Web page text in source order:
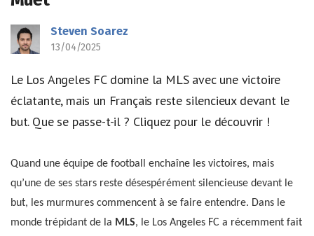
Steven Soarez
13/04/2025
Le Los Angeles FC domine la MLS avec une victoire
éclatante, mais un Français reste silencieux devant le
but. Que se passe-t-il ? Cliquez pour le découvrir !
Quand une équipe de football enchaîne les victoires, mais
qu’une de ses stars reste désespérément silencieuse devant le
but, les murmures commencent à se faire entendre. Dans le
monde trépidant de la MLS, le Los Angeles FC a récemment fait